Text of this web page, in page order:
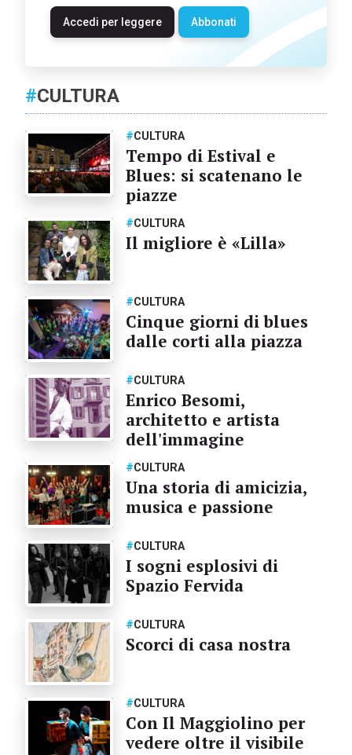
Accedi per leggere Abbonati
#CULTURA
#CULTURA
Tempo di Estival e
Blues: si scatenano le
piazze
#CULTURA
Il migliore è «Lilla»
#CULTURA
Cinque giorni di blues
dalle corti alla piazza
#CULTURA
Enrico Besomi,
architetto e artista
dell'immagine
#CULTURA
Una storia di amicizia,
musica e passione
#CULTURA
I sogni esplosivi di
Spazio Fervida
#CULTURA
Scorci di casa nostra
#CULTURA
Con Il Maggiolino per
vedere oltre il visibile